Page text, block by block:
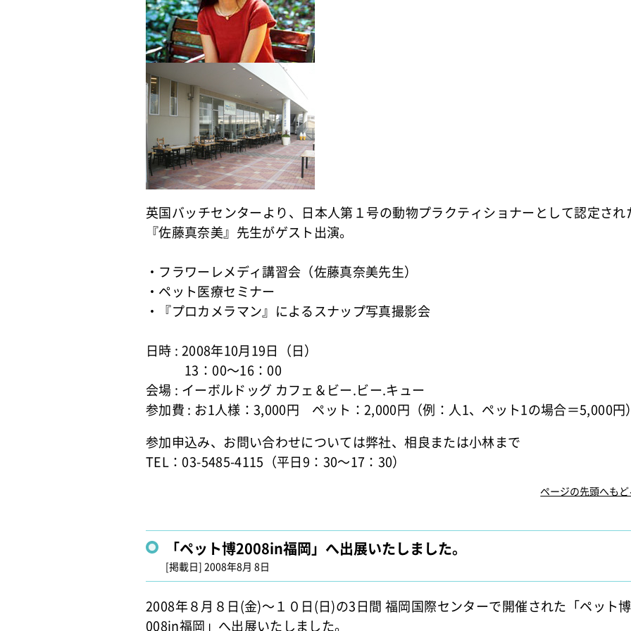
英国バッチセンターより、日本人第１号の動物プラクティショナーとして認定され
『佐藤真奈美』先生がゲスト出演。
・フラワーレメディ講習会（佐藤真奈美先生）
・ペット医療セミナー
・『プロカメラマン』によるスナップ写真撮影会
日時 : 2008年10月19日（日）
13：00～16：00
会場 : イーボルドッグ カフェ＆ビー.ビー.キュー
参加費 : お1人様：3,000円 ペット：2,000円（例：人1、ペット1の場合＝5,000円
参加申込み、お問い合わせについては弊社、相良または小林まで
TEL：03-5485-4115（平日9：30～17：30）
ページの先頭へも
「ペット博2008in福岡」へ出展いたしました。
[掲載日] 2008年8月 8日
2008年８月８日(金)～１０日(日)の3日間 福岡国際センターで開催された「ペット
008in福岡」へ出展いたしました。